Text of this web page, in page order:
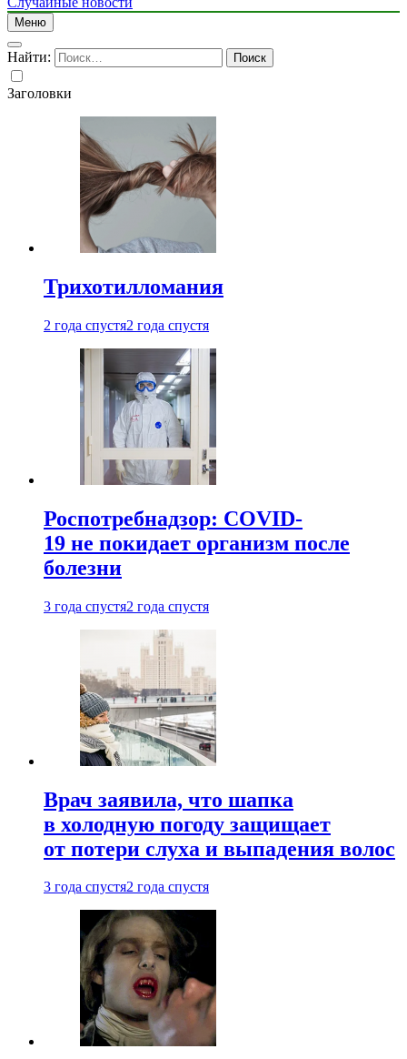
Меню
Найти:
Заголовки
Трихотилломания
2 года спустя2 года спустя
Роспотребнадзор: COVID-
19 не покидает организм после
болезни
3 года спустя2 года спустя
Врач заявила, что шапка
в холодную погоду защищает
от потери слуха и выпадения волос
3 года спустя2 года спустя